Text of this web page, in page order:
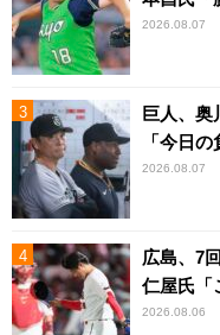
2026.08.07
巨人、
「今日
2026.08.07
広島、7
仁屋氏「
2026.08.06